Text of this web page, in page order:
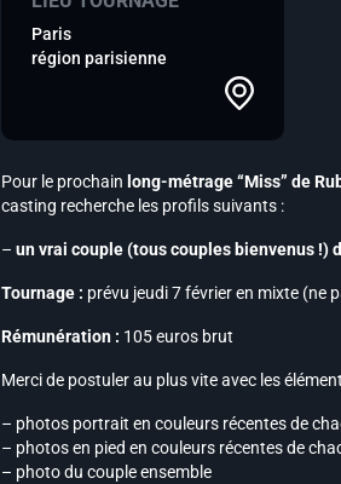
Paris
région parisienne
Pour le prochain long-métrage “Miss” de
casting recherche les profils suivants :
– un vrai couple (tous couples bienvenus !)
Tournage : prévu jeudi 7 février en mixte (ne
Rémunération : 105 euros brut
Merci de postuler au plus vite avec les
– photos portrait en couleurs récentes de
– photos en pied en couleurs récentes de
– photo du couple ensemble